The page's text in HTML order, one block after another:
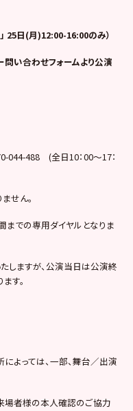
」 25日(月)12:00-16:00のみ）
問い合わせフォームより公演
044-488 (全日10：00～17：
せん。
での専用ダイヤルとなりま
しますが、公演当日は公演終
す。
よっては、一部、舞台／出演
場者様の本人確認のご協力